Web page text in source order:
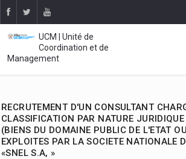
UCM | Unité de
Coordination et de
Management
RECRUTEMENT D'UN CONSULTANT
CLASSIFICATION PAR NATURE
(BIENS DU DOMAINE PUBLIC DE L'ETAT
EXPLOITES PAR LA SOCIETE NATIONALE
«SNEL S.A, »